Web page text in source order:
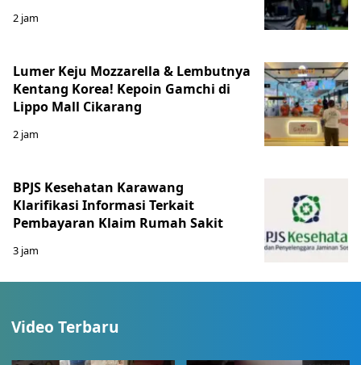
2 jam
Lumer Keju Mozzarella & Lembutnya
Kentang Korea! Kepoin Gamchi di
Lippo Mall Cikarang
2 jam
BPJS Kesehatan Karawang
Klarifikasi Informasi Terkait
Pembayaran Klaim Rumah Sakit
3 jam
Video Terbaru